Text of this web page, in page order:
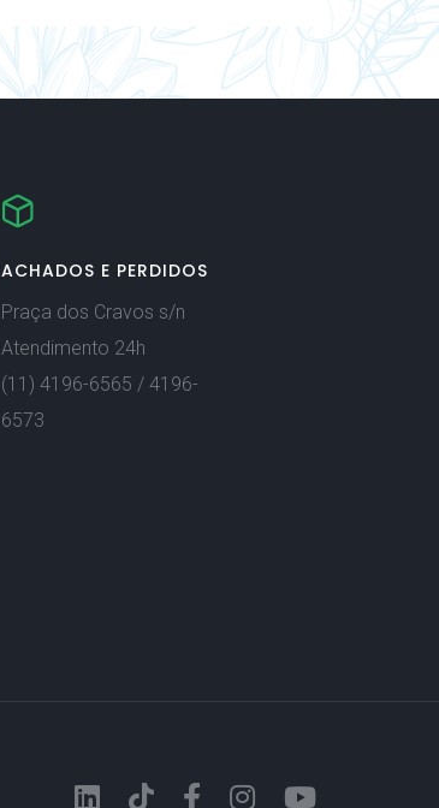
ACHADOS E PERDIDOS
Praça dos Cravos s/n
Atendimento 24h
(11) 4196-6565 / 4196-
6573